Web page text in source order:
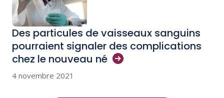
Des particules de vaisseaux sanguins
pourraient signaler des complications
chez le nouveau né
4 novembre 2021